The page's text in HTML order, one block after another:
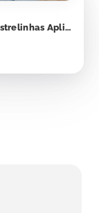
Regata Estrelinhas Aplicação